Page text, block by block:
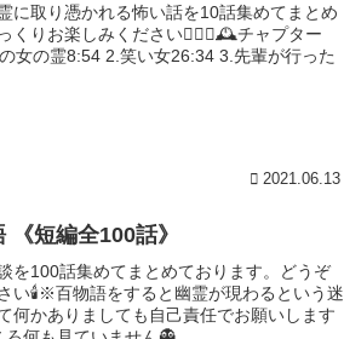
に取り憑かれる怖い話を10話集めてまとめ
くりお楽しみください💁🏻‍♀️🕰チャプター
女の霊8:54 2.笑い女26:34 3.先輩が行った
2021.06.13
《短編全100話》
を100話集めてまとめております。どうぞ
い🕯※百物語をすると幽霊が現わるという迷
何かありましても自己責任でお願いします